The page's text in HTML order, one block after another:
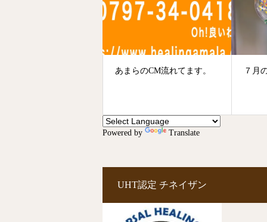
あまらのCM流れてます。 ７月
Powered by Translate
UHT認定 チネイザン